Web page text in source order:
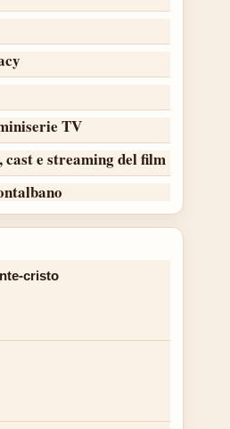
TV
e streaming del film
cristo